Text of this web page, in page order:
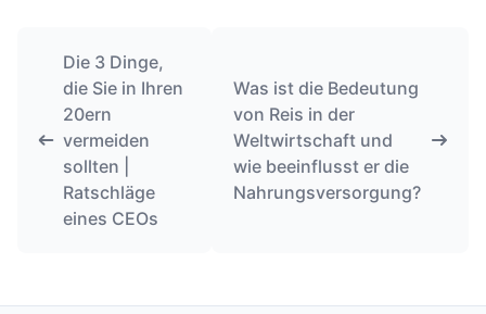
Die 3 Dinge,
die Sie in Ihren
20ern
vermeiden
sollten |
Ratschläge
eines CEOs
Was ist die Bedeutung
von Reis in der
Weltwirtschaft und
wie beeinflusst er die
Nahrungsversorgung?